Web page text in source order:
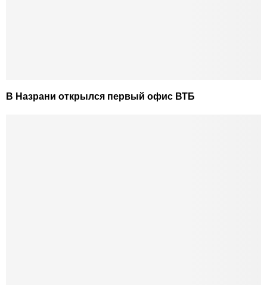
В Назрани открылся первый офис ВТБ